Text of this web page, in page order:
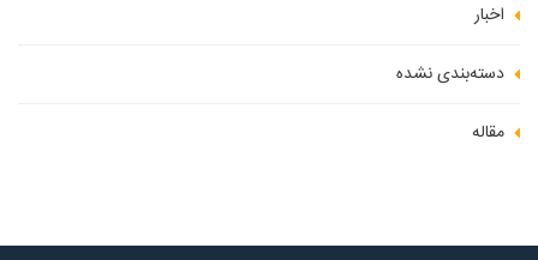
اخبار
دسته‌بندی نشده
مقاله